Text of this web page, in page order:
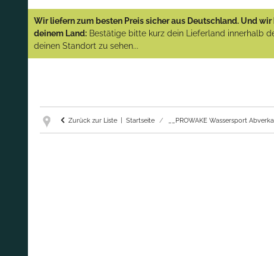
(Abverkauf)!
GARANTIE UND SERVICE:
Wir liefern zum besten Preis sicher aus Deutschland. Und
deinem Land: Bestätige bitte kurz dein Lieferland innerhalb
deinen Standort zu sehen...
Zurück zur Liste Startseite __PROWAKE Wassersport